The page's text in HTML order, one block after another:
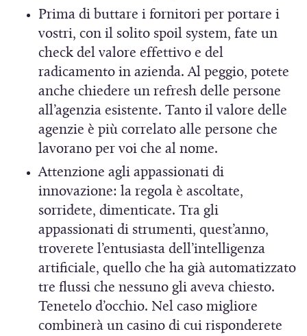
Prima di buttare i fornitori per portare i
vostri, con il solito spoil system, fate un
check del valore effettivo e del
radicamento in azienda. Al peggio, potete
anche chiedere un refresh delle persone
all’agenzia esistente. Tanto il valore delle
agenzie è più correlato alle persone che
lavorano per voi che al nome.
Attenzione agli appassionati di
innovazione: la regola è ascoltate,
sorridete, dimenticate. Tra gli
appassionati di strumenti, quest’anno,
troverete l’entusiasta dell’intelligenza
artificiale, quello che ha già automatizzato
tre flussi che nessuno gli aveva chiesto.
Tenetelo d’occhio. Nel caso migliore
combinerà un casino di cui risponderete